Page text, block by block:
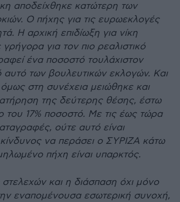
αποδείχθηκε κατώτερη των
Ο πήχης για τις ευρωεκλογές
Η αρχική επιδίωξη για νίκη
για τον πιο ρεαλιστικό
ένα ποσοστό τουλάχιστον
των βουλευτικών εκλογών. Και
στη συνέχεια µειώθηκε και
της δεύτερης θέσης, έστω
του 17% ποσοστό. Με τις έως τώρα
ούτε αυτό είναι
να περάσει ο ΣΥΡΙΖΑ κάτω
πήχη είναι υπαρκτός.
και η διάσπαση όχι µόνο
εναποµένουσα εσωτερική συνοχή,